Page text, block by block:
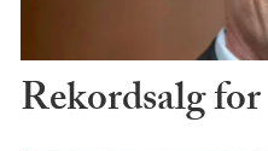
Rekordsalg